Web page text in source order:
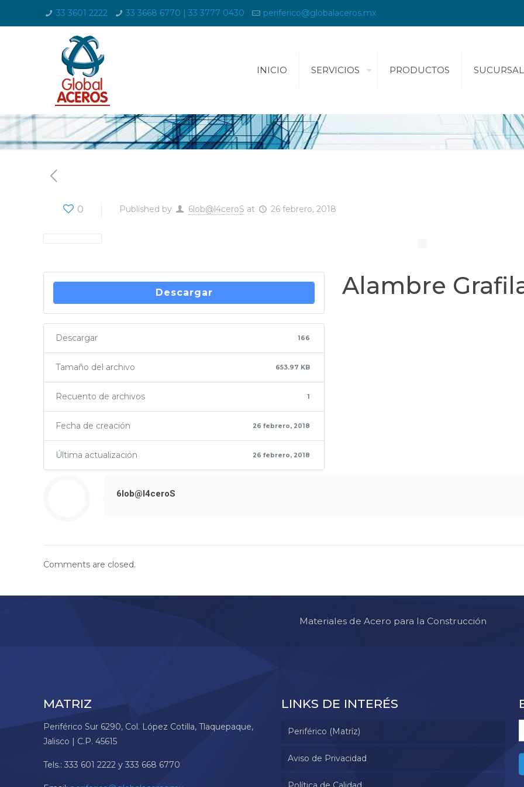
33 3601 2222 33 3668 6770 | 33 3777 0430 periferico@globalaceros.mx
INICIO SERVICIOS PRODUCTOS
0 Published by 6lob@l4ceroS at 26 febrero, 2018
Descargar
Descargar 166
Tamaño del archivo 653.97 KB
Recuento de archivos 1
Fecha de creación 26 febrero, 2018
Última actualización 26 febrero, 2018
Alambre
6lob@l4ceroS
Comments are closed.
Materiales de Acero para la Construcción
MATRIZ
Periférico Sur 6290, Col. López Cotilla, Tlaquepaque,
Jalisco | C.P. 45615
Tels.: 333 601 2222 y 333 668 6770
LINKS DE INTERÉS
Periférico (Matríz)
Aviso de Privacidad